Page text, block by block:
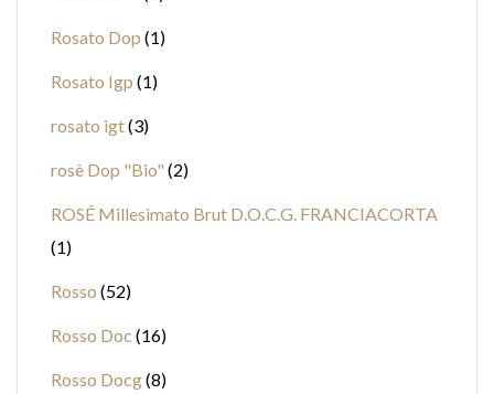
Rosato Dop 1
Rosato Igp 1
rosato igt 3
rosè Dop "Bio" 2
ROSÉ Millesimato Brut D.O.C.G. FRANCIACORTA
1
Rosso 52
Rosso Doc 16
Rosso Docg 8